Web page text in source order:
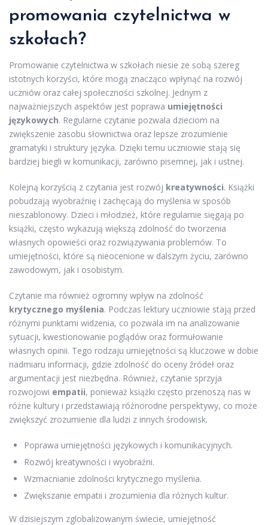
promowania czytelnictwa w
szkołach?
Promowanie czytelnictwa w szkołach niesie ze sobą szereg
istotnych korzyści, które mogą znacząco wpłynąć na rozwój
uczniów oraz całej społeczności szkolnej. Jednym z
najważniejszych aspektów jest poprawa umiejętności
językowych. Regularne czytanie pozwala dzieciom na
zwiększenie zasobu słownictwa oraz lepsze zrozumienie
gramatyki i struktury języka. Dzięki temu uczniowie stają się
bardziej biegli w komunikacji, zarówno pisemnej, jak i ustnej.
Kolejną korzyścią z czytania jest rozwój kreatywności. Książki
pobudzają wyobraźnię i zachęcają do myślenia w sposób
nieszablonowy. Dzieci i młodzież, które regularnie sięgają po
książki, często wykazują większą zdolność do tworzenia
własnych opowieści oraz rozwiązywania problemów. To
umiejętności, które są nieocenione w dalszym życiu, zarówno
zawodowym, jak i osobistym.
Czytanie ma również ogromny wpływ na zdolność
krytycznego myślenia. Podczas lektury uczniowie stają przed
różnymi punktami widzenia, co pozwala im na analizowanie
sytuacji, kwestionowanie poglądów oraz formułowanie
własnych opinii. Tego rodzaju umiejętności są kluczowe w dobie
nadmiaru informacji, gdzie zdolność do oceny źródeł oraz
argumentacji jest niezbędna. Również, czytanie sprzyja
rozwojowi empatii, ponieważ książki często przenoszą nas w
różne kultury i przedstawiają różnorodne perspektywy, co może
zwiększyć zrozumienie dla ludzi z innych środowisk.
Poprawa umiejętności językowych i komunikacyjnych.
Rozwój kreatywności i wyobraźni.
Wzmacnianie zdolności krytycznego myślenia.
Zwiększanie empatii i zrozumienia dla różnych kultur.
W dzisiejszym zglobalizowanym świecie, umiejętność